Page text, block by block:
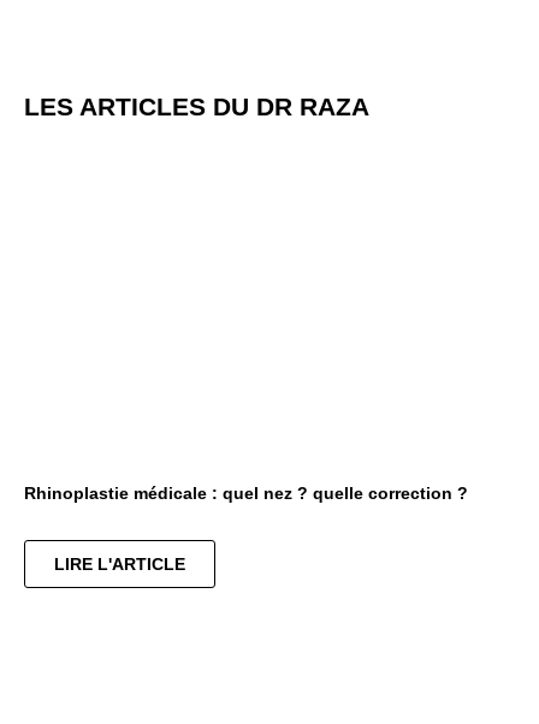
LES ARTICLES DU DR RAZA
Rhinoplastie médicale : quel nez ? quelle correction ?
LIRE L'ARTICLE